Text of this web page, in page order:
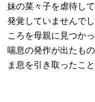
妹の菜々子を虐待し
発覚していませんで
ころを母親に見つか
喘息の発作が出たも
ま息を引き取ったこ